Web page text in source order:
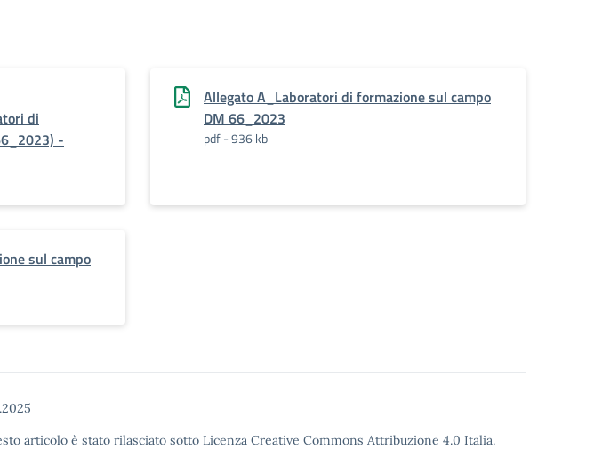
di
-
Allegato A_Laboratori di formazione sul campo
DM 66_2023
pdf - 936 kb
sul campo
articolo è stato rilasciato sotto Licenza Creative Commons Attribuzione 4.0 Italia.